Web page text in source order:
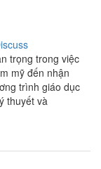
trọng trong việc
mỹ đến nhận
trình giáo dục
thuyết và